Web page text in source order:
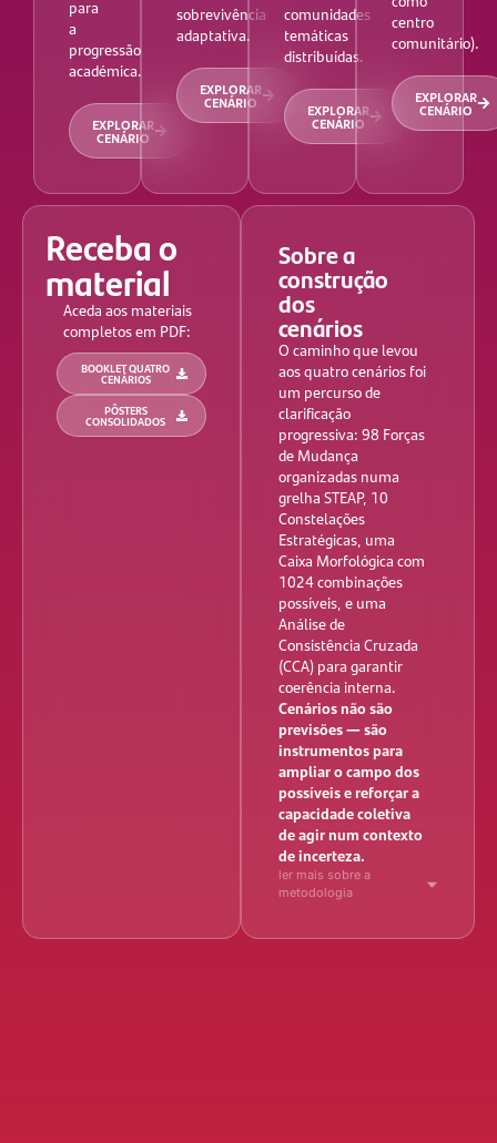
para
a
progressão
académica.
EXPLORAR
CENÁRIO
sobrevivência
adaptativa.
EXPLORAR
CENÁRIO
comunidades
temáticas
distribuídas.
EXPLORAR
CENÁRIO
centro
comunitário).
EXPLORAR
CENÁRIO
Receba o
material
Aceda aos materiais
completos em PDF:
BOOKLET QUATRO
CENÁRIOS
PÔSTERS
CONSOLIDADOS
Sobre a
construção
dos
cenários
O caminho que levou
aos quatro cenários foi
um percurso de
clarificação
progressiva: 98 Forças
de Mudança
organizadas numa
grelha STEAP, 10
Constelações
Estratégicas, uma
Caixa Morfológica com
1024 combinações
possíveis, e uma
Análise de
Consistência Cruzada
(CCA) para garantir
coerência interna.
Cenários não são
previsões — são
instrumentos para
ampliar o campo dos
possíveis e reforçar a
capacidade coletiva
de agir num contexto
de incerteza.
ler mais sobre a
metodologia